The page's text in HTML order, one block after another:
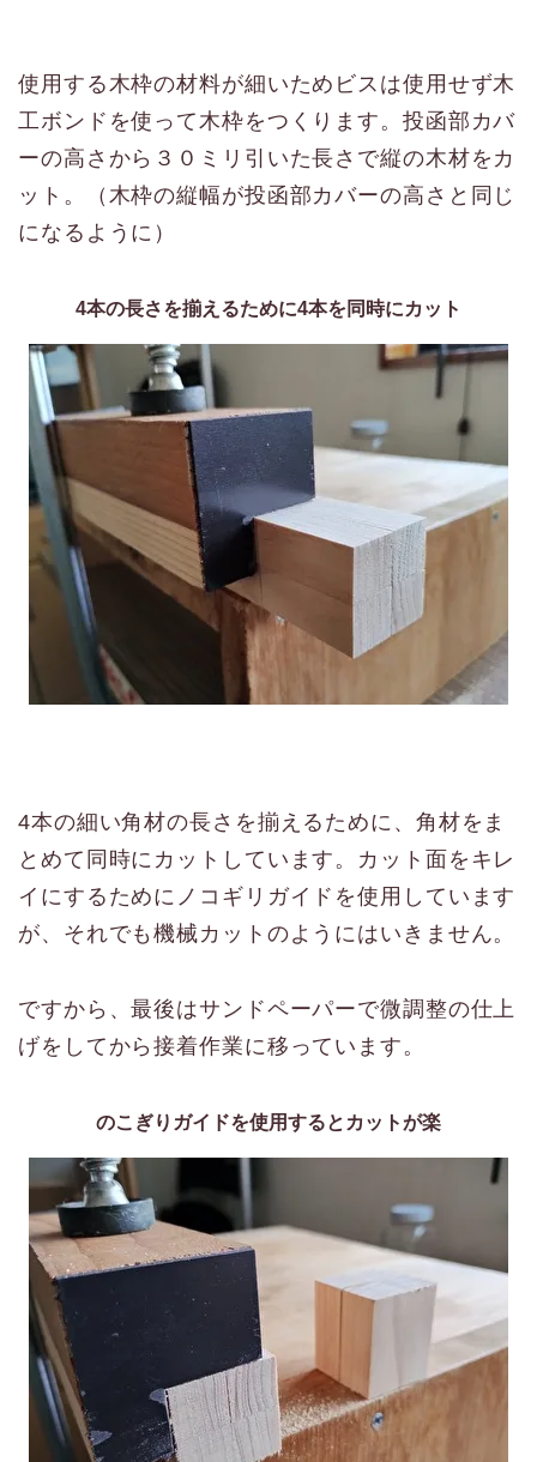
使用する木枠の材料が細いためビスは使用せず木
工ボンドを使って木枠をつくります。投函部カバ
ーの高さから３０ミリ引いた長さで縦の木材をカ
ット。（木枠の縦幅が投函部カバーの高さと同じ
になるように）
4本の長さを揃えるために4本を同時にカット
4本の細い角材の長さを揃えるために、角材をま
とめて同時にカットしています。カット面をキレ
イにするためにノコギリガイドを使用しています
が、それでも機械カットのようにはいきません。
ですから、最後はサンドペーパーで微調整の仕上
げをしてから接着作業に移っています。
のこぎりガイドを使用するとカットが楽